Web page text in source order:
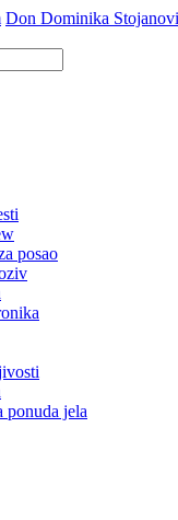
Don Dominika
posao
ponuda jela